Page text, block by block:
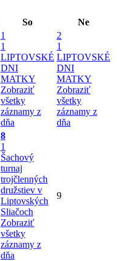
So Ne
1
1
LIPTOVSKÉ
DNI
MATKY
Zobraziť
všetky
záznamy z
dňa
2
1
LIPTOVSKÉ
DNI
MATKY
Zobraziť
všetky
záznamy z
dňa
8
1
Šachový
turnaj
trojčlenných
družstiev v
Liptovských
Sliačoch
Zobraziť
všetky
záznamy z
dňa
9